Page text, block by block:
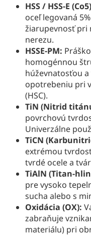
HSS / HSS-E
oceľ legovaná
žiarupevnosť pri
nerezu.
HSSE-PM:
homogénnou
húževnatosťou
opotrebeniu pri
(HSC).
TiN (Nitrid
povrchovú
Univerzálne
TiCN
extrémou
tvrdé ocele a
TiAlN (Titan-
pre vysoko
sucha alebo s
Oxidácia (OX):
zabraňuje
materiálu) pri